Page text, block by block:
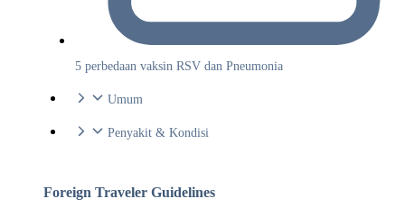
5 perbedaan vaksin RSV dan Pneumonia
Umum
Penyakit & Kondisi
Foreign Traveler Guidelines